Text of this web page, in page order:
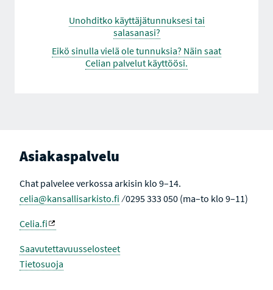
Unohditko käyttäjätunnuksesi tai
salasanasi?
Eikö sinulla vielä ole tunnuksia? Näin saat
Celian palvelut käyttöösi.
Asiakaspalvelu
Chat palvelee verkossa arkisin klo 9–14.
celia@kansallisarkisto.fi ⁄ 0295 333 050 (ma–to klo 9–11)
Celia.fi
Saavutettavuusselosteet
Tietosuoja